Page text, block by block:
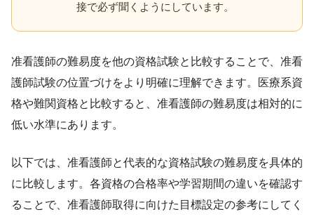
接で必ず聞くようにしています。
准看護師の難易度を他の資格試験と比較することで、准看
護師試験の位置づけをより明確に理解できます。医療系資
格や難関資格と比較すると、准看護師の難易度は相対的に
低い水準にあります。
以下では、准看護師と代表的な資格試験の難易度を具体的
に比較します。各資格の合格率や学習期間の違いを確認す
ることで、准看護師取得に向けた目標設定の参考にしてく